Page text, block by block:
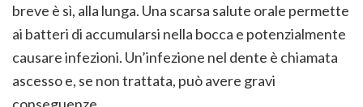
breve è sì, alla lunga. Una scarsa salute orale permette
ai batteri di accumularsi nella bocca e potenzialmente
causare infezioni. Un’infezione nel dente è chiamata
ascesso e, se non trattata, può avere gravi